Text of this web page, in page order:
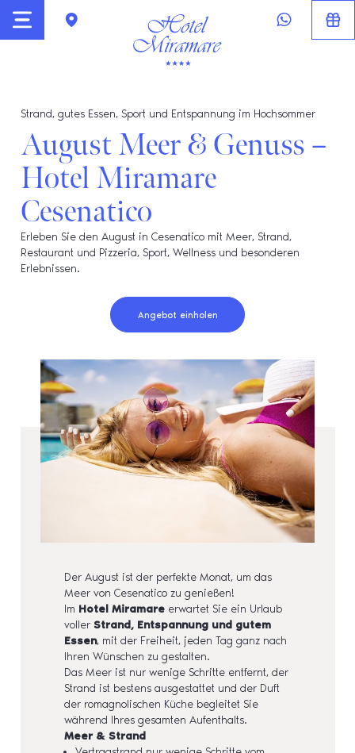
Strand, gutes Essen, Sport und Entspannung im Hochsommer
August Meer & Genuss –
Hotel Miramare
Cesenatico
Erleben Sie den August in Cesenatico mit Meer, Strand,
Restaurant und Pizzeria, Sport, Wellness und besonderen
Erlebnissen.
Angebot einholen
Der August ist der perfekte Monat, um das
Meer von Cesenatico zu genießen!
Im Hotel Miramareerwartet Sie ein Urlaub
voller Strand, Entspannung und gutem
Essen, mit der Freiheit, jeden Tag ganz nach
Ihren Wünschen zu gestalten.
Das Meer ist nur wenige Schritte entfernt, der
Strand ist bestens ausgestattet und der Duft
der romagnolischen Küche begleitet Sie
während Ihres gesamten Aufenthalts.
Meer & Strand